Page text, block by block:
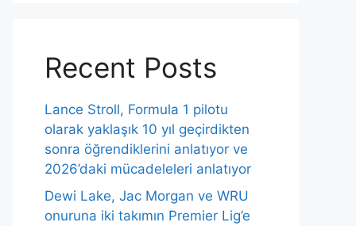
Recent Posts
Lance Stroll, Formula 1 pilotu
olarak yaklaşık 10 yıl geçirdikten
sonra öğrendiklerini anlatıyor ve
2026’daki mücadeleleri anlatıyor
Dewi Lake, Jac Morgan ve WRU
onuruna iki takımın Premier Lig’e